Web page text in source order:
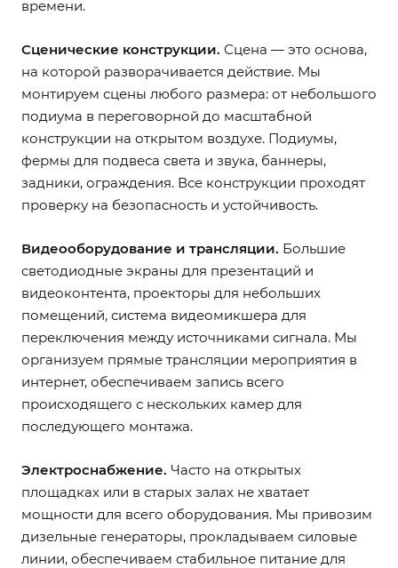
времени.
Сценические конструкции. Сцена — это основа,
на которой разворачивается действие. Мы
монтируем сцены любого размера: от небольшого
подиума в переговорной до масштабной
конструкции на открытом воздухе. Подиумы,
фермы для подвеса света и звука, баннеры,
задники, ограждения. Все конструкции проходят
проверку на безопасность и устойчивость.
Видеооборудование и трансляции. Большие
светодиодные экраны для презентаций и
видеоконтента, проекторы для небольших
помещений, система видеомикшера для
переключения между источниками сигнала. Мы
организуем прямые трансляции мероприятия в
интернет, обеспечиваем запись всего
происходящего с нескольких камер для
последующего монтажа.
Электроснабжение. Часто на открытых
площадках или в старых залах не хватает
мощности для всего оборудования. Мы привозим
дизельные генераторы, прокладываем силовые
линии, обеспечиваем стабильное питание для